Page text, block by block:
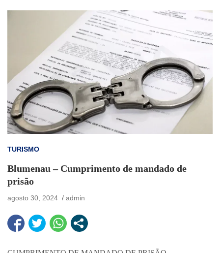
TURISMO
Blumenau – Cumprimento de mandado de
prisão
agosto 30, 2024 admin